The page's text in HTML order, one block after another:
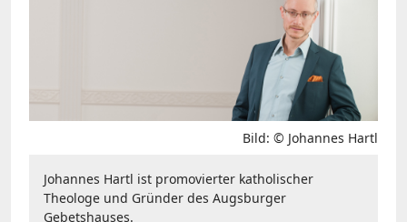
Bild: © Johannes Hartl
Johannes Hartl ist promovierter katholischer
Theologe und Gründer des Augsburger
Gebetshauses.